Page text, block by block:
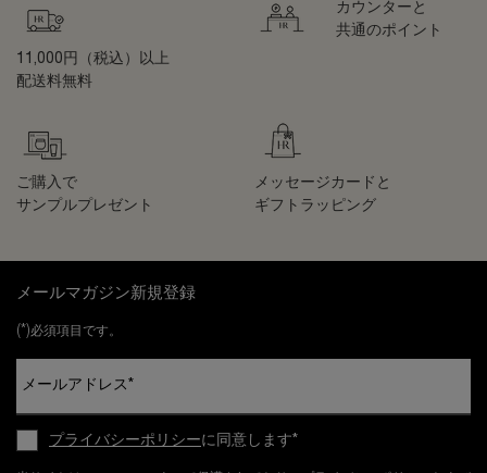
11,000円（税込）以上
配送料無料
カウンターと
共通のポイント
ご購入で
サンプルプレゼント
メッセージカードと
ギフトラッピング
メールマガジン新規登録
(*)必須項目です。
メールアドレス *
プライバシーポリシーに同意します*